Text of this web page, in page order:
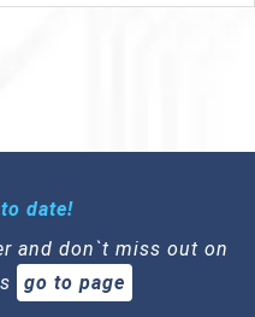
date!
and don`t miss out on
go to page